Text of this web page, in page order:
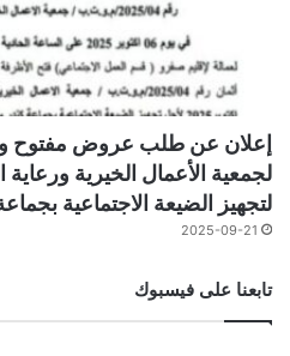
لجمعية الأعمال الخيرية
لتجهيز الضيعة الاجتماعية
2025-09-21
تابعنا على فيسبوك